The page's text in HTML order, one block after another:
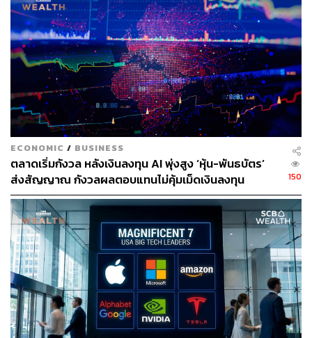
Gates ไม่เพียงยกให้หนังสือThe Coming Waveเป็นหนังสือ
เล่มโปรดของเขาที่เกี่ยวกับ AI (Artificial Intelligence) แต่ยัง
เป็นหนึ่งในเล่มที่เขามักแนะนำให้ใครก็ตามที่ต้องการเข้าใจ
พัฒนาการเกี่ยวกับเทคโนโลยีด้านปัญญาประดิษฐ์
Suleyman เป็นผู้ร่วมก่อตั้ง AI Research Lab อย่าง
DeepMind และดำรงตำแหน่งประธานเจ้าหน้าที่บริหารของ
Microsoft AI ในปัจจุบัน เขานำประสบการณ์ในอุตสาหกรรม
AI มาเล่าร่วมไปกับพัฒนาการของวงการการแพทย์อย่าง
Gene Editing (การแก้ไขพันธุกรรม) และ Biotechnology ว่า
จะเข้ามาเปลี่ยนแปลงสังคมในทุกด้านอย่างไร
ไม่เพียงเท่านั้น หนังสือเล่มนี้ยังให้มุมมองที่หาได้ยาก เพราะ
ECONOMIC / BUSINESS
ตลาดเริ่มกังวล หลังเงินลงทุน AI พุ่งสูง ‘หุ้น-พันธบัตร’
ส่งสัญญาณ กังวลผลตอบแทนไม่คุ้มเม็ดเงินลงทุน
150